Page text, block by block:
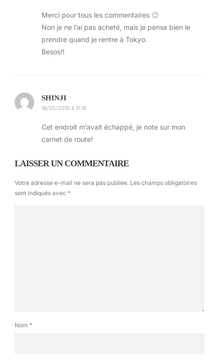
J’arrive à Odaiba et m’empresse de prendre des
photos de Tokyo éclairée.
Merci pour tous les commentaires 🙂
Non je ne l’ai pas acheté, mais je pense bien le
prendre quand je rentre à Tokyo.
Besos!!
SHINJI
18/05/2010 à 11:18
Cet endroit m’avait échappé, je note sur mon
carnet de route!
LAISSER UN COMMENTAIRE
Votre adresse e-mail ne sera pas publiée. Les champs obligatoires
sont indiqués avec *
Nom *